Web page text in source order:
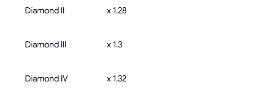
Diamond II x 1.28
Diamond III x 1.3
Diamond IV x 1.32